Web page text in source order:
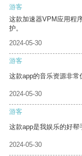
游客
这款加速器VPM应用程
护。
2024-05-30
游客
这款app的音乐资源非常
2024-05-30
游客
这款app是我娱乐的好帮
2024-05-30